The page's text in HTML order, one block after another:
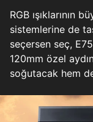
RGB ışıklarının
sistemlerine de
seçersen seç,
120mm özel
soğutacak hem